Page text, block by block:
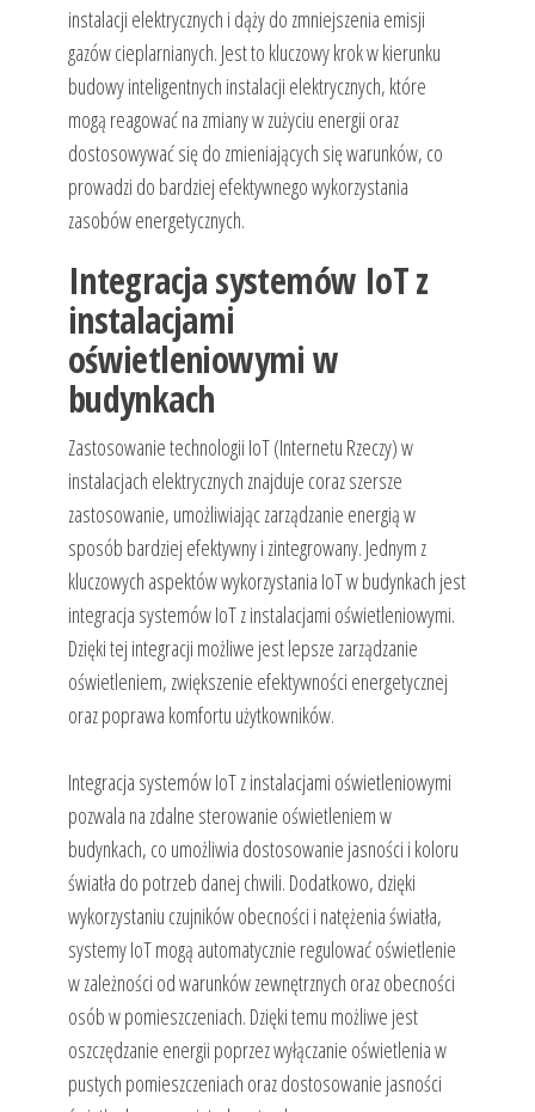
instalacji elektrycznych i dąży do zmniejszenia emisji
gazów cieplarnianych. Jest to kluczowy krok w kierunku
budowy inteligentnych instalacji elektrycznych, które
mogą reagować na zmiany w zużyciu energii oraz
dostosowywać się do zmieniających się warunków, co
prowadzi do bardziej efektywnego wykorzystania
zasobów energetycznych.
Integracja systemów IoT z
instalacjami
oświetleniowymi w
budynkach
Zastosowanie technologii IoT (Internetu Rzeczy) w
instalacjach elektrycznych znajduje coraz szersze
zastosowanie, umożliwiając zarządzanie energią w
sposób bardziej efektywny i zintegrowany. Jednym z
kluczowych aspektów wykorzystania IoT w budynkach jest
integracja systemów IoT z instalacjami oświetleniowymi.
Dzięki tej integracji możliwe jest lepsze zarządzanie
oświetleniem, zwiększenie efektywności energetycznej
oraz poprawa komfortu użytkowników.
Integracja systemów IoT z instalacjami oświetleniowymi
pozwala na zdalne sterowanie oświetleniem w
budynkach, co umożliwia dostosowanie jasności i koloru
światła do potrzeb danej chwili. Dodatkowo, dzięki
wykorzystaniu czujników obecności i natężenia światła,
systemy IoT mogą automatycznie regulować oświetlenie
w zależności od warunków zewnętrznych oraz obecności
osób w pomieszczeniach. Dzięki temu możliwe jest
oszczędzanie energii poprzez wyłączanie oświetlenia w
pustych pomieszczeniach oraz dostosowanie jasności